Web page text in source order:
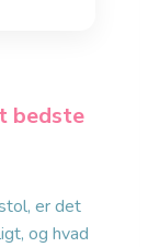
bedste
er det
og hvad